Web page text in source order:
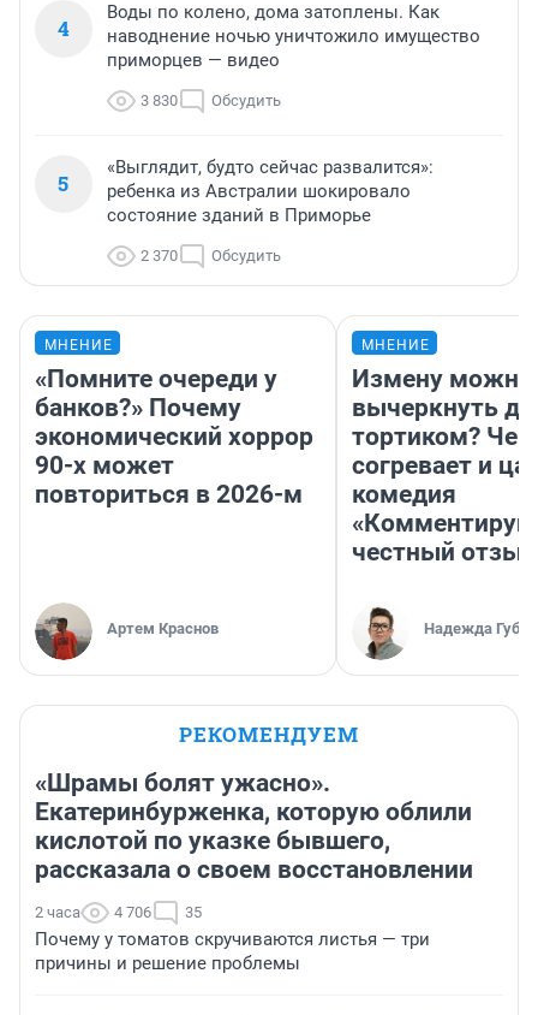
4
Воды по колено, дома затоплены. Как
наводнение ночью уничтожило имущество
приморцев — видео
3 830 Обсудить
5
«Выглядит, будто сейчас развалится»:
ребенка из Австралии шокировало
состояние зданий в Приморье
2 370 Обсудить
МНЕНИЕ
«Помните очереди у
банков?» Почему
экономический хоррор
90-х может
повториться в 2026-м
Артем Краснов
МНЕНИЕ
Измену можно
вычеркнуть
тортиком? Чем
согревает и
комедия
«Комментируй
честный отзыв
Надежда
РЕКОМЕНДУЕМ
«Шрамы болят ужасно».
Екатеринбурженка, которую облили
кислотой по указке бывшего,
рассказала о своем восстановлении
2 часа 4 706 35
Почему у томатов скручиваются листья — три
причины и решение проблемы